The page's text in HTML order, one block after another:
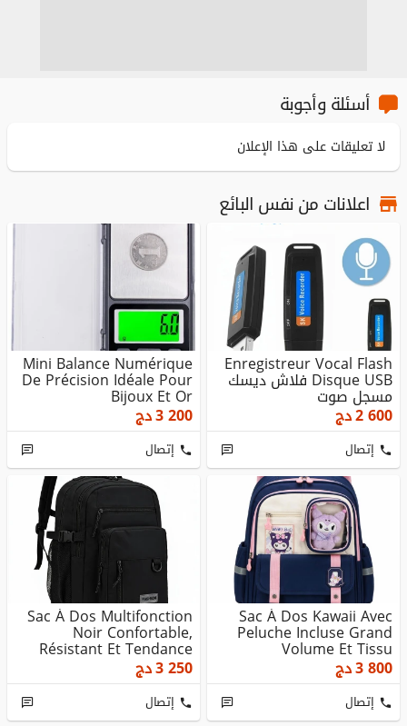
أسئلة وأجوبة
لا تعليقات على هذا الإعلان
اعلانات من نفس البائع
Enregistreur Vocal Flash
Disque USB فلاش ديسك
مسجل صوت
2 600دج
إتصال
Mini Balance Numérique
De Précision Idéale Pour
Bijoux Et Or
3 200دج
إتصال
Sac À Dos Kawaii Avec
Peluche Incluse Grand
Volume Et Tissu
Imperméab...
3 800دج
إتصال
Sac À Dos Multifonction
Noir Confortable,
Résistant Et Tendance
3 250دج
إتصال